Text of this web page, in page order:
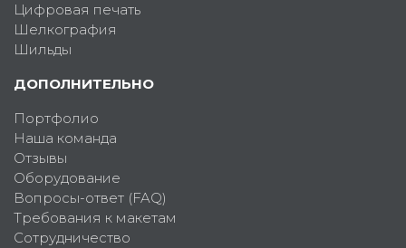
Цифровая печать
Шелкография
Шильды
ДОПОЛНИТЕЛЬНО
Портфолио
Наша команда
Отзывы
Оборудование
Вопросы-ответ (FAQ)
Требования к макетам
Сотрудничество